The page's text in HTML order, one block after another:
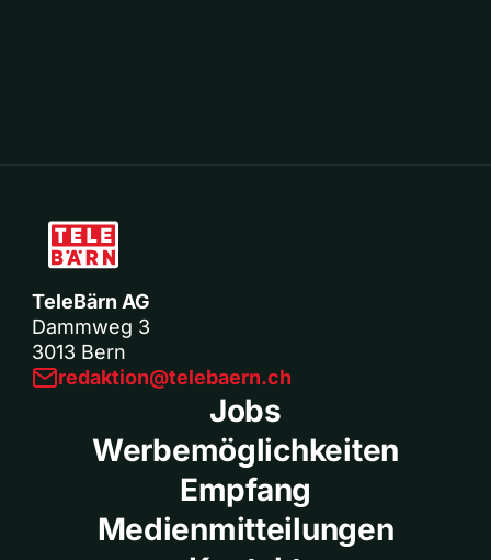
TeleBärn AG
Dammweg 3
3013 Bern
redaktion@telebaern.ch
Jobs
Werbemöglichkeiten
Empfang
Medienmitteilungen